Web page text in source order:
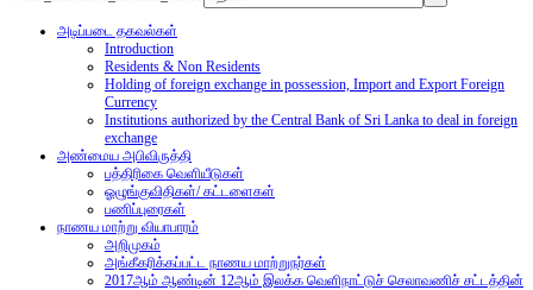
அடிப்படை தகவல்கள்
Introduction
Residents & Non Residents
Holding of foreign exchange in possession, Import and Export Foreign
Currency
Institutions authorized by the Central Bank of Sri Lanka to deal in foreign
exchange
அண்மைய அபிவிருத்தி
பத்திரிகை வெளியீடுகள்
ஓழுங்குவிதிகள்/ கட்டளைகள்
பணிப்புரைகள்
நாணய மாற்று வியாபாரம்
அறிமுகம்
அங்கீகரிக்கப்பட்ட நாணய மாற்றுநர்கள்
2017ஆம் ஆண்டின் 12ஆம் இலக்க வெளிநாட்டுச் செலாவணிச் சட்டத்தின்